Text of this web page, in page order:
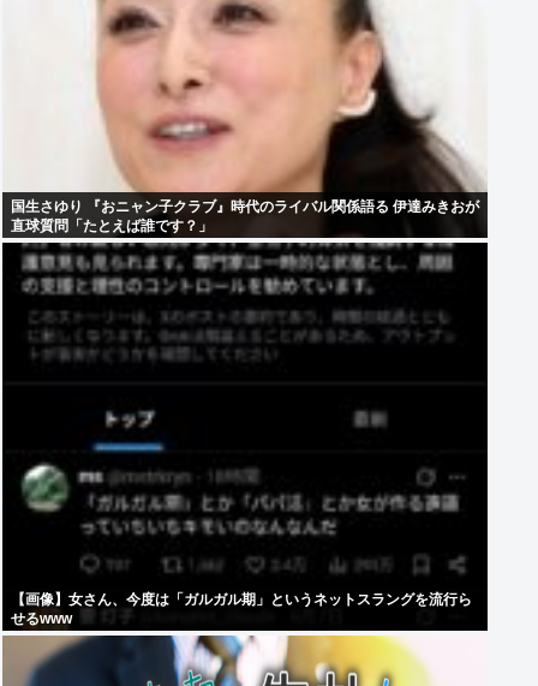
国生さゆり 『おニャン子クラブ』時代のライバル関係語る 伊達みきおが
直球質問「たとえば誰です？」
【画像】女さん、今度は「ガルガル期」というネットスラングを流行ら
せるwww